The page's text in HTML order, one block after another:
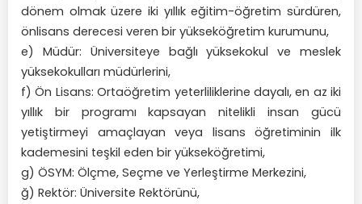
dönem olmak üzere iki yıllık eğitim-öğretim sürdüren,
önlisans derecesi veren bir yükseköğretim kurumunu,
e) Müdür: Üniversiteye bağlı yüksekokul ve meslek
yüksekokulları müdürlerini,
f) Ön Lisans: Ortaöğretim yeterliliklerine dayalı, en az iki
yıllık bir programı kapsayan nitelikli insan gücü
yetiştirmeyi amaçlayan veya lisans öğretiminin ilk
kademesini teşkil eden bir yükseköğretimi,
g) ÖSYM: Ölçme, Seçme ve Yerleştirme Merkezini,
ğ) Rektör: Üniversite Rektörünü,